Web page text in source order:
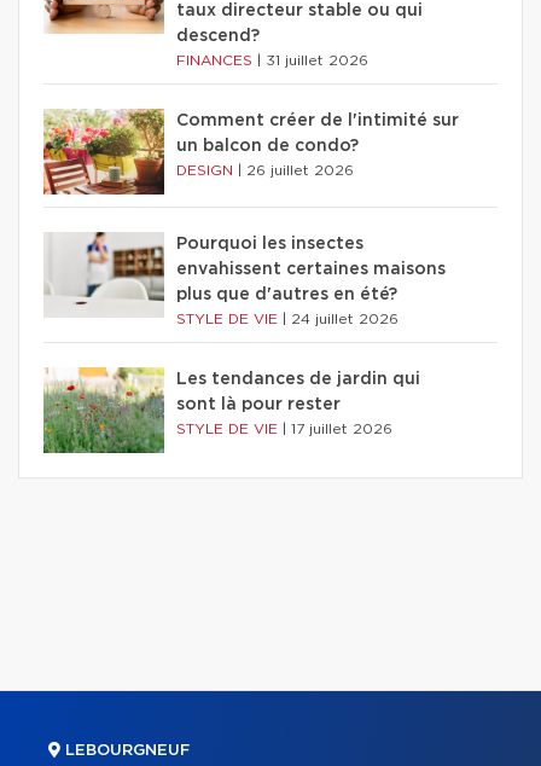
taux directeur stable ou qui
descend?
FINANCES 31 juillet 2026
Comment créer de l'intimité sur
un balcon de condo?
DESIGN 26 juillet 2026
Pourquoi les insectes
envahissent certaines maisons
plus que d'autres en été?
STYLE DE VIE 24 juillet 2026
Les tendances de jardin qui
sont là pour rester
STYLE DE VIE 17 juillet 2026
LEBOURGNEUF